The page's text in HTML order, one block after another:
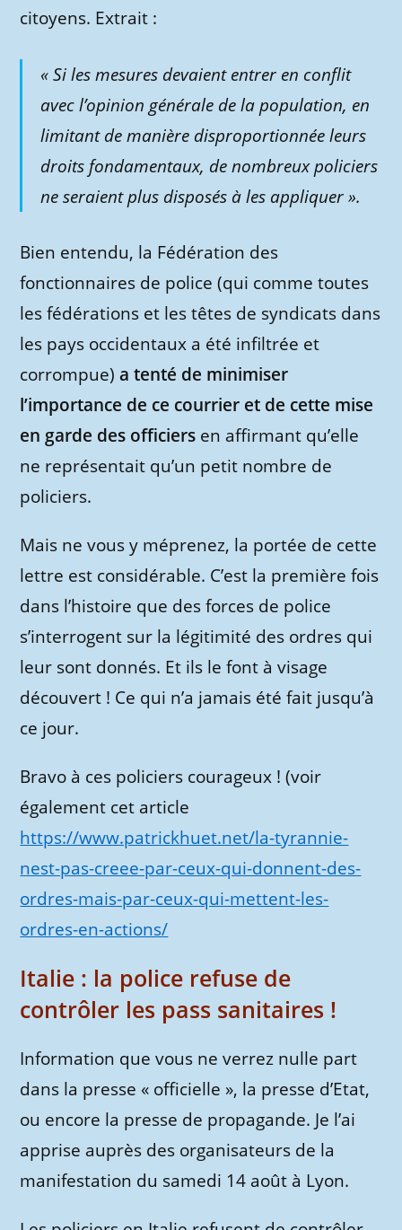
citoyens. Extrait :
« Si les mesures devaient entrer en conflit
avec l’opinion générale de la population, en
limitant de manière disproportionnée leurs
droits fondamentaux, de nombreux policiers
ne seraient plus disposés à les appliquer ».
Bien entendu, la Fédération des
fonctionnaires de police (qui comme toutes
les fédérations et les têtes de syndicats dans
les pays occidentaux a été infiltrée et
corrompue)a tenté de minimiser
l’importance de ce courrier et de cette mise
en garde des officiers en affirmant qu’elle
ne représentait qu’un petit nombre de
policiers.
Mais ne vous y méprenez, la portée de cette
lettre est considérable. C’est la première fois
dans l’histoire que des forces de police
s’interrogent sur la légitimité des ordres qui
leur sont donnés. Et ils le font à visage
découvert ! Ce qui n’a jamais été fait jusqu’à
ce jour.
Bravo à ces policiers courageux ! (voir
également cet article
https://www.patrickhuet.net/la-tyrannie-
nest-pas-creee-par-ceux-qui-donnent-des-
ordres-mais-par-ceux-qui-mettent-les-
ordres-en-actions/
Italie : la police refuse de
contrôler les pass sanitaires !
Information que vous ne verrez nulle part
dans la presse « officielle », la presse d’Etat,
ou encore la presse de propagande. Je l’ai
apprise auprès des organisateurs de la
manifestation du samedi 14 août à Lyon.